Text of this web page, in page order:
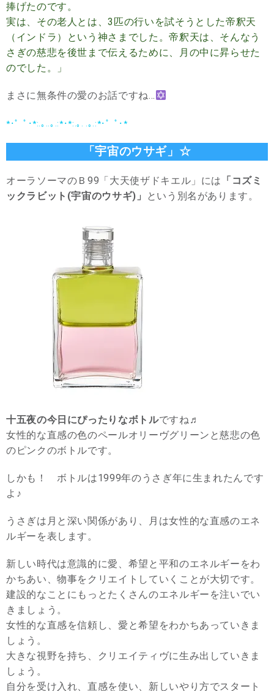
捧げたのです。
実は、その老人とは、3匹の行いを試そうとした帝釈天
（インドラ）という神さまでした。帝釈天は、そんなう
さぎの慈悲を後世まで伝えるために、月の中に昇らせた
のでした。」
まさに無条件の愛のお話ですね…
*･゜ﾟ･*:.｡..｡.:*･*:.｡. .｡.:*･゜ﾟ･*
「宇宙のウサギ」☆
オーラソーマのＢ99「大天使ザドキエル」には 「コズミ
ックラビット(宇宙のウサギ)」
という別名があります。
十五夜の今日にぴったりなボトルですね♬
女性的な直感の色のペールオリーヴグリーンと慈悲の色
のピンクのボトルです。
しかも！ ボトルは1999年のうさぎ年に生まれたんです
よ♪
うさぎは月と深い関係があり、月は女性的な直感のエネ
ルギーを表します。
新しい時代は意識的に愛、希望と平和のエネルギーをわ
かちあい、物事をクリエイトしていくことが大切です。
建設的なことにもっとたくさんのエネルギーを注いでい
きましょう。
女性的な直感を信頼し、愛と希望をわかちあっていきま
しょう。
大きな視野を持ち、クリエイティヴに生み出していきま
しょう。
自分を受け入れ、直感を使い、新しいやり方でスタート